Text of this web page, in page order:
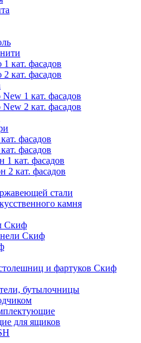
кат. фасадов
кат. фасадов
1 кат. фасадов
2 кат. фасадов
фасадов
фасадов
1 кат. фасадов
2 кат. фасадов
стали
камня
Скиф
Скиф
и фартуков Скиф
бутылочницы
для ящиков